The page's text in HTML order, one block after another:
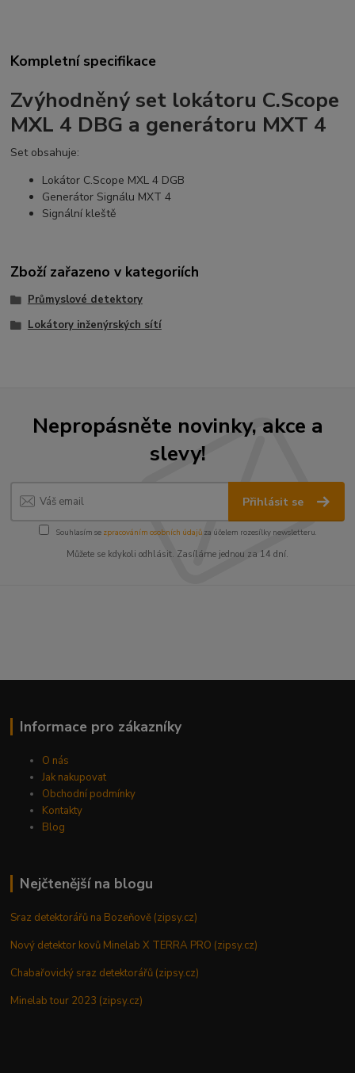
Kompletní specifikace
Zvýhodněný set lokátoru C.Scope
MXL 4 DBG a generátoru MXT 4
Set obsahuje:
Lokátor C.Scope MXL 4 DGB
Generátor Signálu MXT 4
Signální kleště
Zboží zařazeno v kategoriích
Průmyslové detektory
Lokátory inženýrských sítí
Nepropásněte novinky, akce a
slevy!
Přihlásit se
Souhlasím se zpracováním osobních údajůza účelem rozesílky newsletteru.
Můžete se kdykoli odhlásit. Zasíláme jednou za 14 dní.
Informace pro zákazníky
O nás
Jak nakupovat
Obchodní podmínky
Kontakty
Blog
Nejčtenější na blogu
Sraz detektorářů na Bozeňově (zipsy.cz)
Nový detektor kovů Minelab X TERRA PRO (zipsy.cz)
Chabařovický sraz detektorářů (zipsy.cz)
Minelab tour 2023 (zipsy.cz)